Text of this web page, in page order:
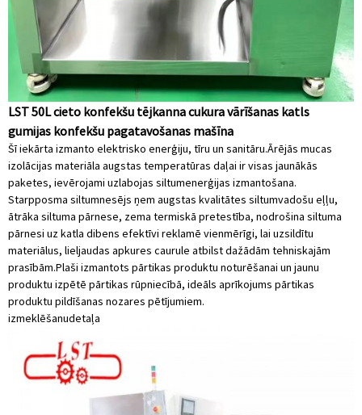
LST 50L cieto konfekšu tējkanna cukura vārīšanas katls
gumijas konfekšu pagatavošanas mašīna
Šī iekārta izmanto elektrisko enerģiju, tīru un sanitāru.Ārējās mucas
izolācijas materiāla augstas temperatūras daļai ir visas jaunākās
paketes, ievērojami uzlabojas siltumenerģijas izmantošana.
Starpposma siltumnesējs ņem augstas kvalitātes siltumvadošu eļļu,
ātrāka siltuma pārnese, zema termiskā pretestība, nodrošina siltuma
pārnesi uz katla dibens efektīvi reklamē vienmērīgi, lai uzsildītu
materiālus, lieljaudas apkures caurule atbilst dažādām tehniskajām
prasībām.Plaši izmantots pārtikas produktu noturēšanai un jaunu
produktu izpētē pārtikas rūpniecībā, ideāls aprīkojums pārtikas
produktu pildīšanas nozares pētījumiem.
izmeklēšanudetaļa